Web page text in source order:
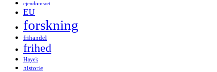
ejendomsret
EU
forskning
frihandel
frihed
Hayek
historie